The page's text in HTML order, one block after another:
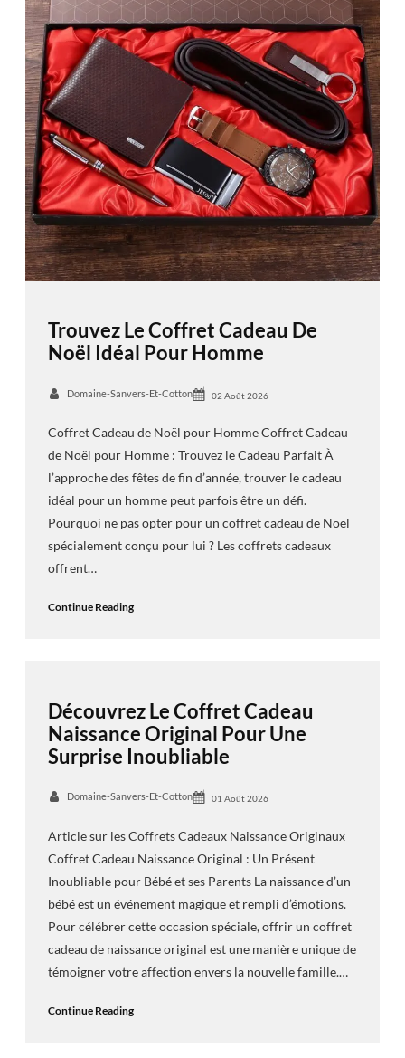
Trouvez Le Coffret Cadeau De
Noël Idéal Pour Homme
Domaine-Sanvers-Et-Cotton 02 Août 2026
Coffret Cadeau de Noël pour Homme Coffret Cadeau
de Noël pour Homme : Trouvez le Cadeau Parfait À
l’approche des fêtes de fin d’année, trouver le cadeau
idéal pour un homme peut parfois être un défi.
Pourquoi ne pas opter pour un coffret cadeau de Noël
spécialement conçu pour lui ? Les coffrets cadeaux
offrent…
Continue Reading
Découvrez Le Coffret Cadeau
Naissance Original Pour Une
Surprise Inoubliable
Domaine-Sanvers-Et-Cotton 01 Août 2026
Article sur les Coffrets Cadeaux Naissance Originaux
Coffret Cadeau Naissance Original : Un Présent
Inoubliable pour Bébé et ses Parents La naissance d’un
bébé est un événement magique et rempli d’émotions.
Pour célébrer cette occasion spéciale, offrir un coffret
cadeau de naissance original est une manière unique de
témoigner votre affection envers la nouvelle famille.…
Continue Reading